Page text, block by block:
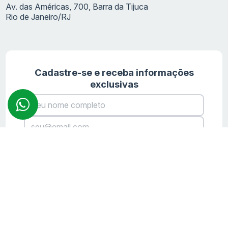
Apartamento Tipo R$ 393.000,00 60 m²
Apartamento Tipo R$ 499.000,00 72 m²
Cobertura Linear R$ 1.302.000,00 139 m²
Av. das Américas, 700, Barra da Tijuca
Rio de Janeiro/RJ
Cadastre-se e receba informações
exclusivas